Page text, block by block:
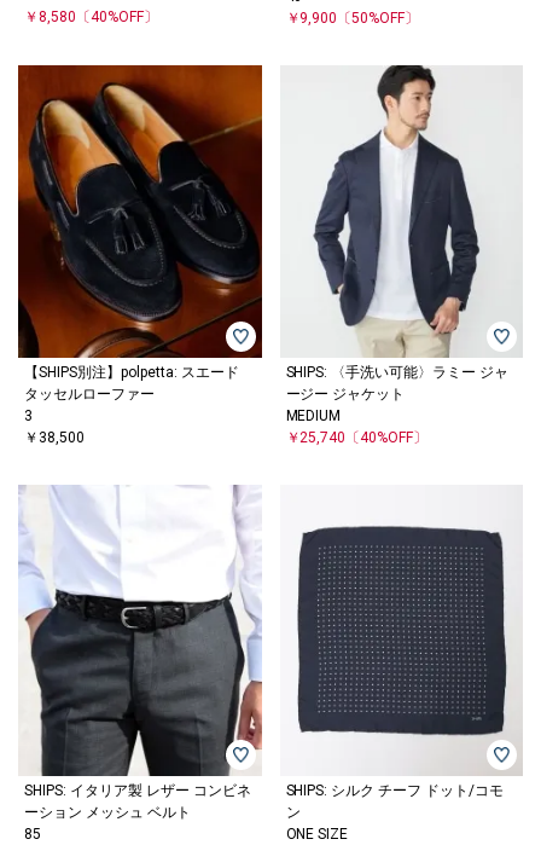
￥8,580 〔40%OFF〕
￥9,900 〔50%OFF〕
【SHIPS別注】polpetta: スエード
タッセルローファー
3
￥38,500
SHIPS: 〈手洗い可能〉ラミー ジャ
ージー ジャケット
MEDIUM
￥25,740 〔40%OFF〕
SHIPS: イタリア製 レザー コンビネ
ーション メッシュ ベルト
85
SHIPS: シルク チーフ ドット/コモ
ン
ONE SIZE